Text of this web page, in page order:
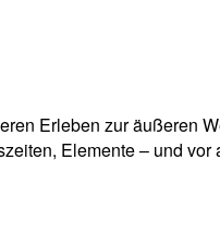
Erleben zur äußeren
Elemente – und